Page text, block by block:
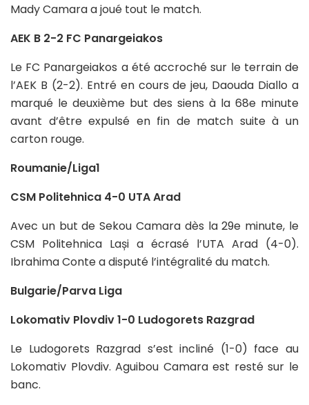
Mady Camara a joué tout le match.
AEK B 2-2 FC Panargeiakos
Le FC Panargeiakos a été accroché sur le terrain de
l’AEK B (2-2). Entré en cours de jeu, Daouda Diallo a
marqué le deuxième but des siens à la 68e minute
avant d’être expulsé en fin de match suite à un
carton rouge.
Roumanie/Liga1
CSM Politehnica 4-0 UTA Arad
Avec un but de Sekou Camara dès la 29e minute, le
CSM Politehnica Lași a écrasé l’UTA Arad (4-0).
Ibrahima Conte a disputé l’intégralité du match.
Bulgarie/Parva Liga
Lokomativ Plovdiv 1-0 Ludogorets Razgrad
Le Ludogorets Razgrad s’est incliné (1-0) face au
Lokomativ Plovdiv. Aguibou Camara est resté sur le
banc.